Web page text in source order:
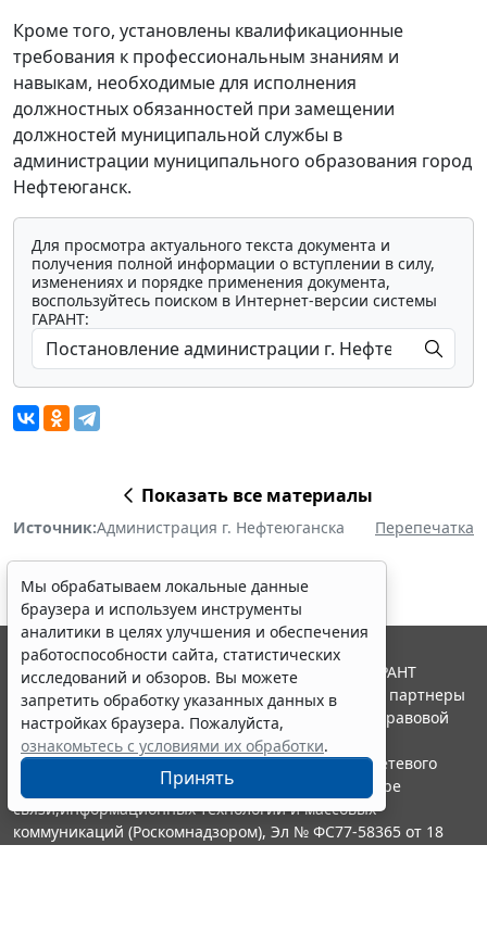
Кроме того, установлены квалификационные
требования к профессиональным знаниям и
навыкам, необходимые для исполнения
должностных обязанностей при замещении
должностей муниципальной службы в
администрации муниципального образования город
Нефтеюганск.
Для просмотра актуального текста документа и
получения полной информации о вступлении в силу,
изменениях и порядке применения документа,
воспользуйтесь поиском в Интернет-версии системы
ГАРАНТ:
Показать все материалы
Источник:Администрация г. Нефтеюганска Перепечатка
Мы обрабатываем локальные данные
браузера и используем инструменты
аналитики в целях улучшения и обеспечения
работоспособности сайта, статистических
исследований и обзоров. Вы можете
запретить обработку указанных данных в
настройках браузера. Пожалуйста,
ознакомьтесь с условиями их обработки.
Принять
© ООО "НПП "ГАРАНТ-СЕРВИС", 2026. Система ГАРАНТ
выпускается с 1990 года. Компания "Гарант" и ее партнеры
являются участниками Российской ассоциации правовой
информации ГАРАНТ.
Портал ГАРАНТ.РУ зарегистрирован в качестве сетевого
издания Федеральной службой по надзору в сфере
связи,информационных технологий и массовых
коммуникаций (Роскомнадзором), Эл № ФС77-58365 от 18